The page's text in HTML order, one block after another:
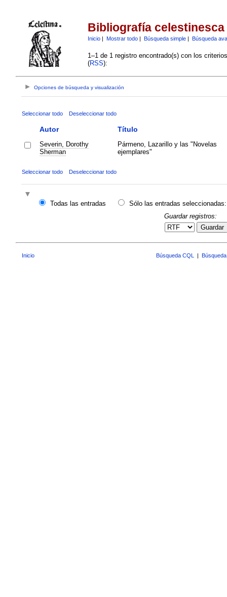
Bibliografía celestinesca
Inicio| Mostrar todo| Búsqueda simple| Búsqueda
1–1 de 1 registro encontrado(s) con los
(RSS):
Opciones de búsqueda y visualización
Seleccionar todo Deseleccionar todo
Autor Título
Severin, Dorothy
Sherman
Pármeno, Lazarillo y las "Novelas
ejemplares"
Seleccionar todo Deseleccionar todo
Todas las entradas
Sólo las entradas seleccionadas:
Guardar registros:
Guardar
Inicio Búsqueda CQL